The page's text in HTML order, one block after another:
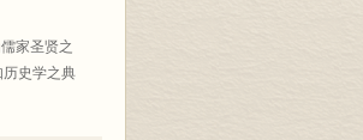
家圣贤之
史学之典